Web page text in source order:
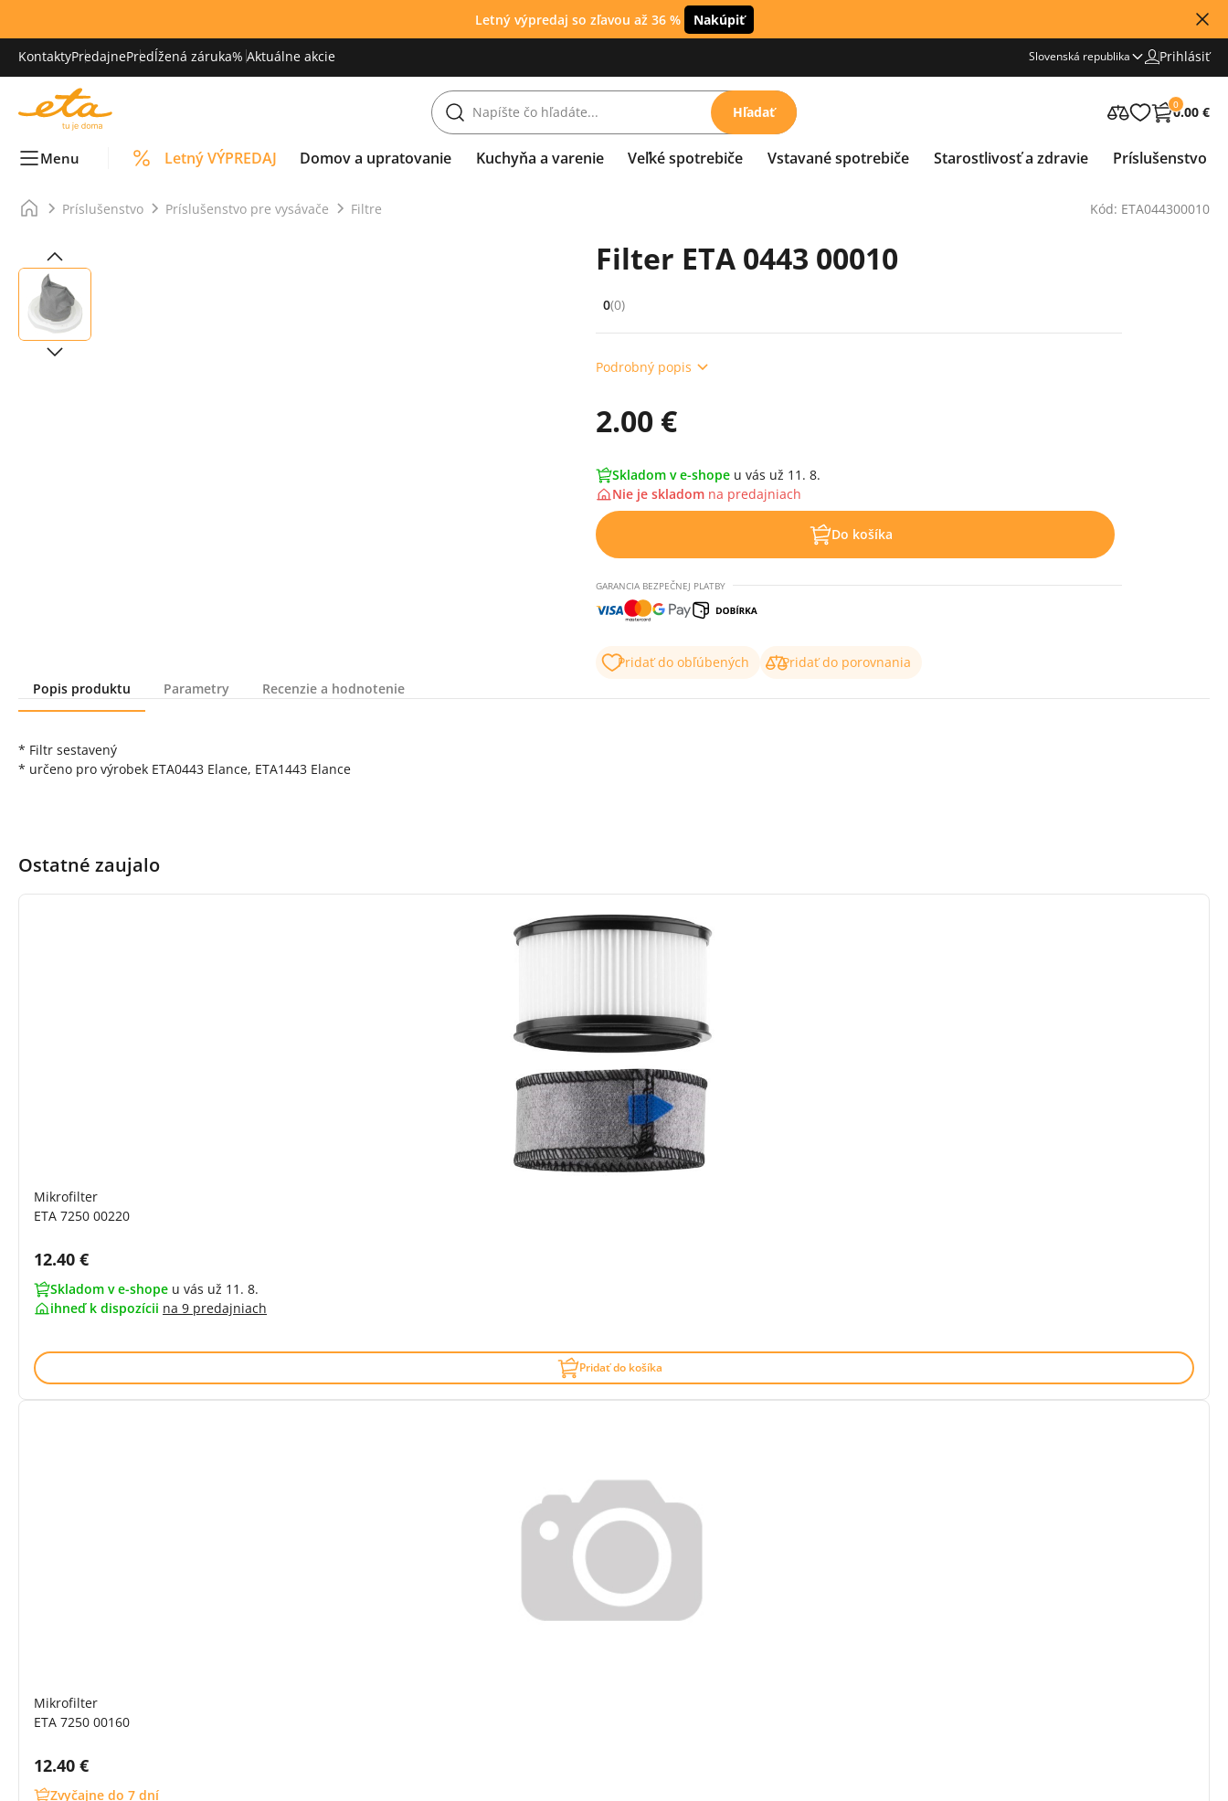
Letný výpredaj so zľavou až 36 % Nakúpiť
KontaktyPredajnePredĺžená záruka% Aktuálne akcie Slovenská republika Prihlásiť
Hľadať 0
0.00 €
Menu Letný VÝPREDAJ Domov a upratovanie Kuchyňa a varenie Veľké spotrebiče Vstavané spotrebiče Starostlivosť a zdravie Príslušenstvo
Príslušenstvo Príslušenstvo pre vysávače Filtre Kód: ETA044300010
Filter ETA 0443 00010
Hodnocení: 0 z 5 (0 recenzí)
0(0)
Podrobný popis
2.00 €
Skladom v e-shope u vás už 11. 8.
Nie je skladom na predajniach
Do košíka
GARANCIA BEZPEČNEJ PLATBY
Pridať do obľúbených
Pridať do porovnania
Popis produktu
Parametry Recenzie a hodnotenie
* Filtr sestavený
* určeno pro výrobek ETA0443 Elance, ETA1443 Elance
Ostatné zaujalo
Mikrofilter
ETA 7250 00220
Cena s DPH:
12.40 €
Skladom v e-shope u vás už 11. 8.
ihneď k dispozícii na 9 predajniach
Pridať do košíka
Mikrofilter
ETA 7250 00160
Cena s DPH:
12.40 €
Zvyčajne do 7 dní